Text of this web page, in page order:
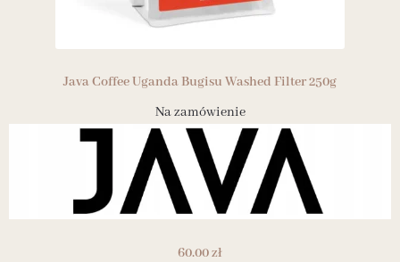
Java Coffee Uganda Bugisu Washed Filter 250g
Na zamówienie
60.00zł